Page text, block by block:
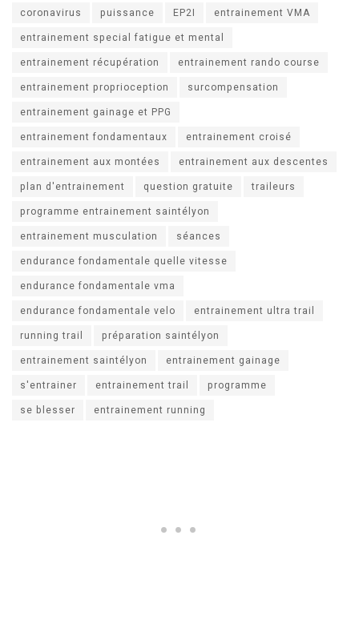
coronavirus
puissance EP2I
entrainement VMA
entrainement special fatigue et mental
entrainement récupération
entrainement rando course
entrainement proprioception
surcompensation
entrainement gainage et PPG
entrainement fondamentaux
entrainement croisé
entrainement aux montées
entrainement aux descentes
plan d'entrainement
question gratuite
traileurs
programme entrainement saintélyon
entrainement musculation
séances
endurance fondamentale quelle vitesse
endurance fondamentale vma
endurance fondamentale velo
entrainement ultra trail
running trail
préparation saintélyon
entrainement saintélyon
entrainement gainage
s'entrainer
entrainement trail
programme
se blesser
entrainement running